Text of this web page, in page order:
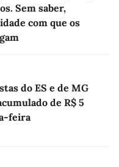
Sem saber,
com que os
do ES e de MG
de R$ 5
feira